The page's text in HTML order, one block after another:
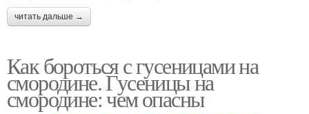
читать дальше →
Как бороться с гусеницами на
смородине. Гусеницы на
смородине: чем опасны